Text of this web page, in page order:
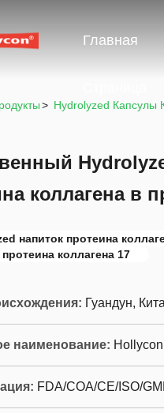
Главная
> Hydrolyzed Капсулы
коллагена в
напиток протеина
протеина коллагена 17
Гуандун,
наименование: Hollycon
FDA/COA/CE/ISO/